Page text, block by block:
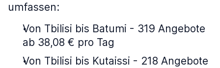
umfassen:
Von Tbilisi bis Batumi - 319 Angebote
ab 38,08 € pro Tag
Von Tbilisi bis Kutaissi - 218 Angebote